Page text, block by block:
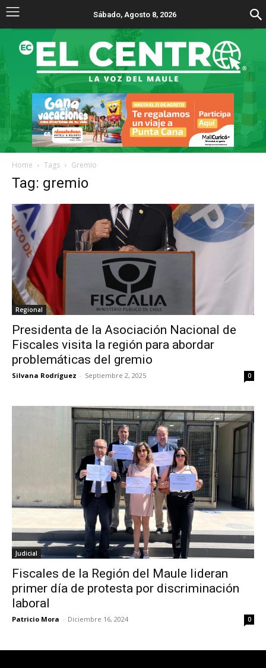
Sábado, Agosto 8, 2026
Home Tags Gremio
Tag: gremio
Regional
Presidenta de la Asociación Nacional de
Fiscales visita la región para abordar
problemáticas del gremio
Silvana Rodríguez - Septiembre 2, 2025 0
Judicial
Fiscales de la Región del Maule lideran
primer día de protesta por discriminación
laboral
Patricio Mora - Diciembre 16, 2024 0